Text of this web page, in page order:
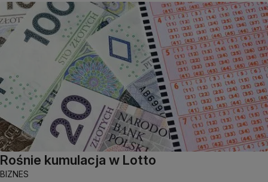
Rośnie kumulacja w Lotto
BIZNES